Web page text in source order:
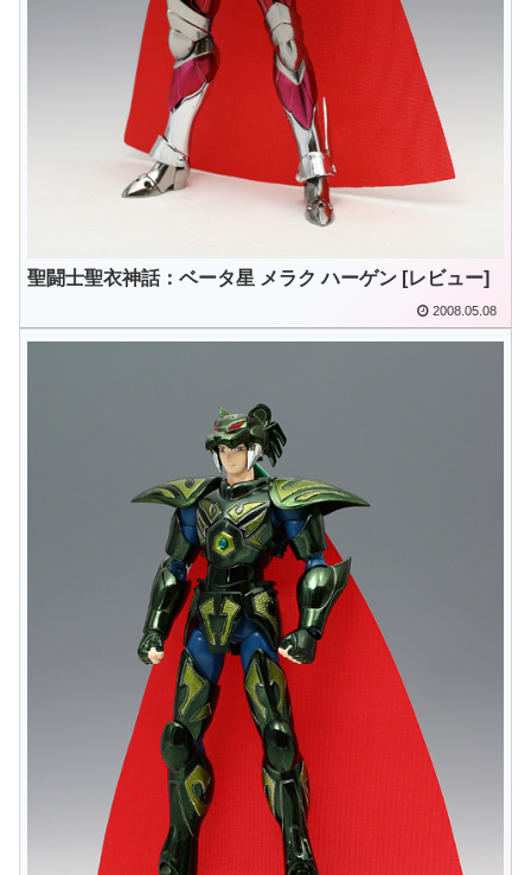
聖闘士聖衣神話：ベータ星 メラク ハーゲン [レビュー]
2008.05.08